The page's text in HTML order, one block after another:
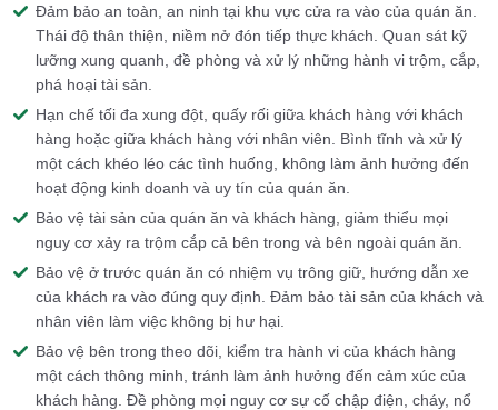
Đảm bảo an toàn, an ninh tại khu vực cửa ra vào của quán ăn.
Thái độ thân thiện, niềm nở đón tiếp thực khách. Quan sát kỹ
lưỡng xung quanh, đề phòng và xử lý những hành vi trộm, cắp,
phá hoại tài sản.
Hạn chế tối đa xung đột, quấy rối giữa khách hàng với khách
hàng hoặc giữa khách hàng với nhân viên. Bình tĩnh và xử lý
một cách khéo léo các tình huống, không làm ảnh hưởng đến
hoạt động kinh doanh và uy tín của quán ăn.
Bảo vệ tài sản của quán ăn và khách hàng, giảm thiểu mọi
nguy cơ xảy ra trộm cắp cả bên trong và bên ngoài quán ăn.
Bảo vệ ở trước quán ăn có nhiệm vụ trông giữ, hướng dẫn xe
của khách ra vào đúng quy định. Đảm bảo tài sản của khách và
nhân viên làm việc không bị hư hại.
Bảo vệ bên trong theo dõi, kiểm tra hành vi của khách hàng
một cách thông minh, tránh làm ảnh hưởng đến cảm xúc của
khách hàng. Đề phòng mọi nguy cơ sự cố chập điện, cháy, nổ